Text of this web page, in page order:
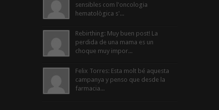
sensibles com l'oncologia
hematològica s'...
Rebirthing: Muy buen post! La
perdida de una mama es un
choque muy impor...
Felix Torres: Esta molt bé aquesta
campanya y penso que desde la
farmacia...